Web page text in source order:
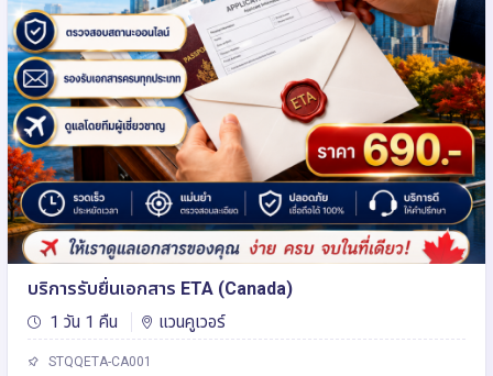
บริการรับยื่นเอกสาร ETA (Canada)
1 วัน 1 คืน แวนคูเวอร์
STQQETA-CA001